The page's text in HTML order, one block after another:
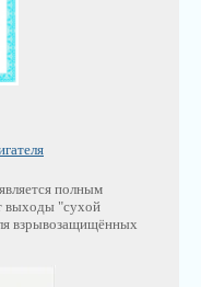
является полным
выходы "сухой
взрывозащищённых